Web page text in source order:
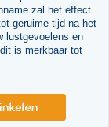
zal het effect
geruime tijd na het
lustgevoelens en
is merkbaar tot